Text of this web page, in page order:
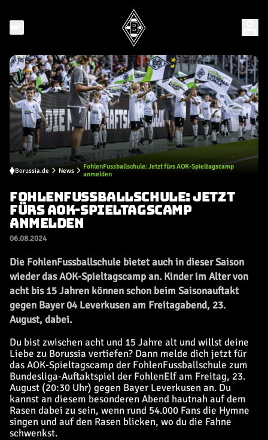
Borussia.de News
FohlenFussballschule: Jetzt fürs AOK-Spieltagscamp
anmelden
FOHLENFUSSBALLSCHULE: JETZT
FÜRS AOK-SPIELTAGSCAMP
ANMELDEN
06.08.2024
Die FohlenFussballschule bietet auch in dieser Saison
wieder das AOK-Spieltagscamp an. Kinder im Alter von
acht bis 15 Jahren können schon beim Saisonauftakt
gegen Bayer 04 Leverkusen am Freitagabend, 23.
August, dabei.
Du bist zwischen acht und 15 Jahre alt und willst deine
Liebe zu Borussia vertiefen? Dann melde dich jetzt für
das AOK-Spieltagscamp der FohlenFussballschule zum
Bundesliga-Auftaktspiel der FohlenElf am Freitag, 23.
August (20:30 Uhr) gegen Bayer Leverkusen an. Du
kannst an diesem besonderen Abend hautnah auf dem
Rasen dabei zu sein, wenn rund 54.000 Fans die Hymne
singen und auf den Rasen blicken, wo du die Fahne
schwenkst.